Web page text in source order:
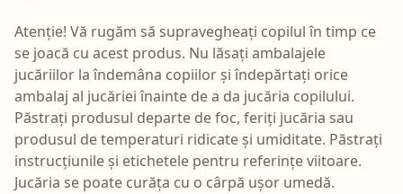
Atenție! Vă rugăm să supravegheați copilul în timp ce
se joacă cu acest produs. Nu lăsați ambalajele
jucăriilor la îndemâna copiilor și îndepărtați orice
ambalaj al jucăriei înainte de a da jucăria copilului.
Păstrați produsul departe de foc, feriți jucăria sau
produsul de temperaturi ridicate și umiditate. Păstrați
instrucțiunile și etichetele pentru referințe viitoare.
Jucăria se poate curăța cu o cârpă ușor umedă.